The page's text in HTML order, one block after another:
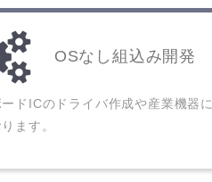
OSなし組込み開発
ードICのドライバ作成や産業機器
ます。